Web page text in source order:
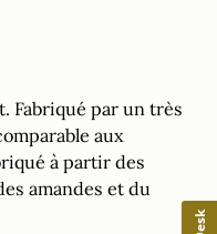
Fabriqué par un très
aux
à partir des
amandes et du